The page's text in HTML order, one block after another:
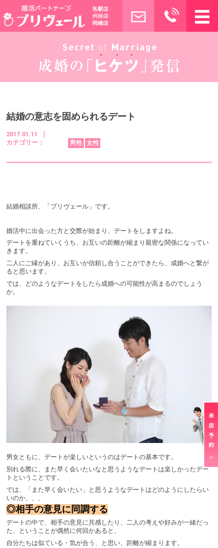
結婚の意志を固められるデート
2017.01.11 ｜
カテゴリー：
男性 女性
結婚相談所、「プリヴェール」です。
婚活中に出会った方と交際が始まり、デートをしますよね。
デートを重ねていくうち、お互いの距離が縮まり親密な関係になってい
きます。
二人にご縁があり、お互いが信頼し合うことができたら、成婚へと繋が
ると思います。
では、どのようなデートをしたら成婚への可能性が高まるのでしょう
か。
男女ともに、デートが楽しいというのはデートの基本です。
別れる際に、また早く会いたいなと思うようなデートは楽しかったデー
トということです。
では、「また早く会いたい」と思うようなデートはどのようにしたらい
いのか、、、
◎相手の意見に同調する
デートの中で、相手の意見に共感したり、二人の考えや好みが一緒だっ
た、ということが偶然に何回かあると、
自分たちは似ている・気が合う、と思い、距離が縮まります。